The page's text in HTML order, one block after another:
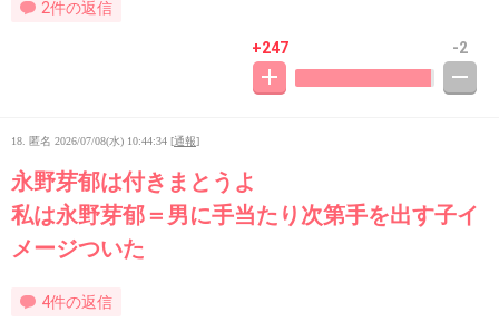
2件の返信
+247 -2
18. 匿名 2026/07/08(水) 10:44:34 [通報]
永野芽郁は付きまとうよ
私は永野芽郁＝男に手当たり次第手を出す子イ
メージついた
4件の返信